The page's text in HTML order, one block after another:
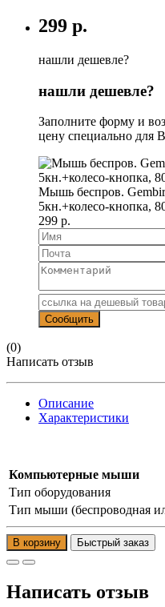
299 р.
нашли дешевле?
нашли дешевле?
Заполните форму и
цену специально для
Мышь беспров.
5кн.+колесо-кнопка,
299 р.
(0)
Написать отзыв
Описание
Характеристики
Компьютерные мыши
Тип оборудования
Тип мыши (беспроводная
В корзину
Написать отзыв